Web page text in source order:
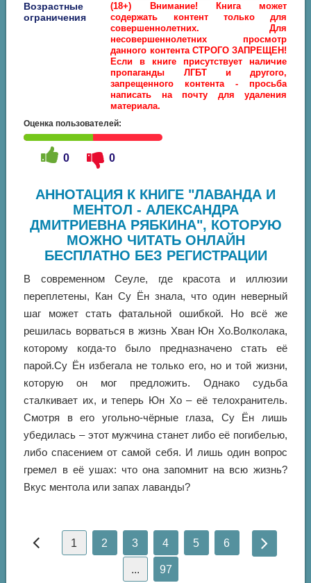
Возрастные
ограничения
(18+) Внимание! Книга может
содержать контент только для
совершеннолетних. Для
несовершеннолетних просмотр
данного контента СТРОГО ЗАПРЕЩЕН!
Если в книге присутствует наличие
пропаганды ЛГБТ и другого,
запрещенного контента - просьба
написать на почту для удаления
материала.
Оценка пользователей:
0 0
АННОТАЦИЯ К КНИГЕ "ЛАВАНДА И
МЕНТОЛ - АЛЕКСАНДРА
ДМИТРИЕВНА РЯБКИНА", КОТОРУЮ
МОЖНО ЧИТАТЬ ОНЛАЙН
БЕСПЛАТНО БЕЗ РЕГИСТРАЦИИ
В современном Сеуле, где красота и иллюзии
переплетены, Кан Су Ён знала, что один неверный
шаг может стать фатальной ошибкой. Но всё же
решилась ворваться в жизнь Хван Юн Хо.Волколака,
которому когда-то было предназначено стать её
парой.Су Ён избегала не только его, но и той жизни,
которую он мог предложить. Однако судьба
сталкивает их, и теперь Юн Хо – её телохранитель.
Смотря в его угольно-чёрные глаза, Су Ён лишь
убедилась – этот мужчина станет либо её погибелью,
либо спасением от самой себя. И лишь один вопрос
гремел в её ушах: что она запомнит на всю жизнь?
Вкус ментола или запах лаванды?
1 2 3 4 5 6
... 97